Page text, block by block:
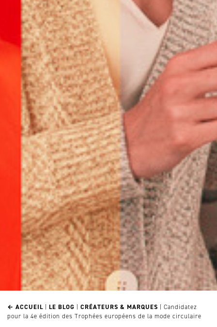
← ACCUEIL LE BLOG CRÉATEURS & MARQUES
Candidatez
pour la 4e édition des Trophées européens de la mode circulaire